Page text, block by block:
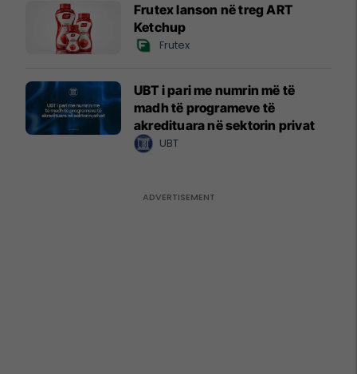
Frutex lanson në treg ART
Ketchup
Frutex
UBT i pari me numrin më të
madh të programeve të
akredituara në sektorin privat
UBT